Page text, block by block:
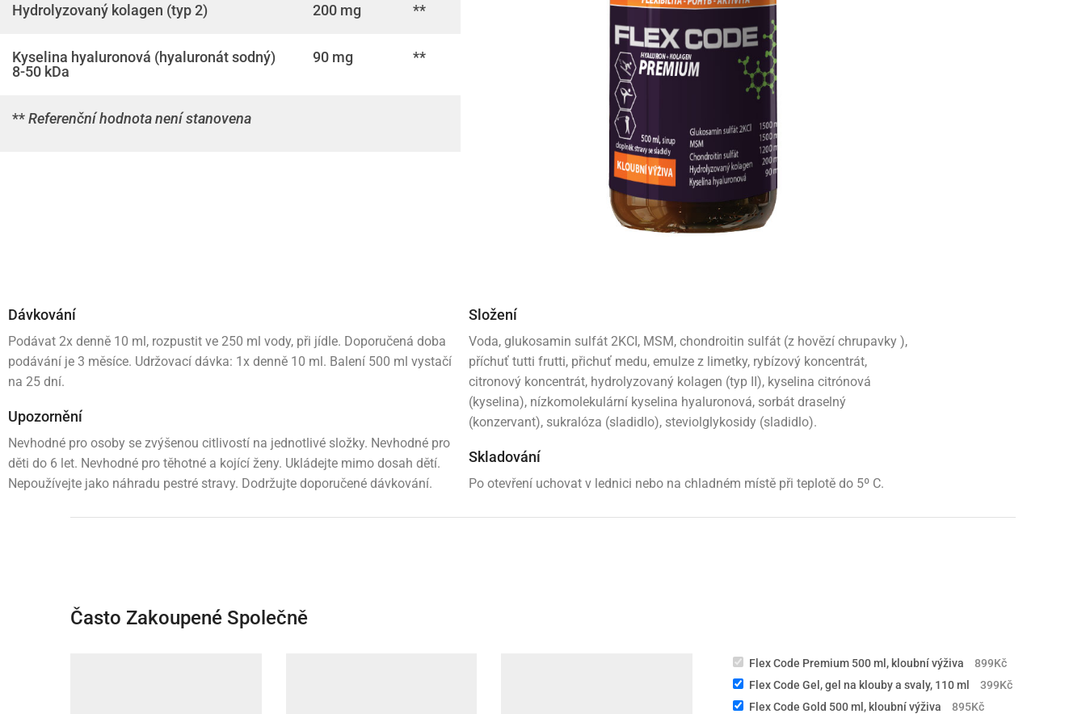
Hydrolyzovaný kolagen (typ 2) 200 mg **
Kyselina hyaluronová (hyaluronát sodný)
8-50 kDa
90 mg **
**Referenční hodnota není stanovena
Dávkování
Podávat 2x denně 10 ml, rozpustit ve 250 ml vody, při jídle. Doporučená doba
podávání je 3 měsíce. Udržovací dávka: 1x denně 10 ml. Balení 500 ml vystačí
na 25 dní.
Upozornění
Nevhodné pro osoby se zvýšenou citlivostí na jednotlivé složky. Nevhodné pro
děti do 6 let. Nevhodné pro těhotné a kojící ženy. Ukládejte mimo dosah dětí.
Nepoužívejte jako náhradu pestré stravy. Dodržujte doporučené dávkování.
Složení
Voda, glukosamin sulfát 2KCI, MSM, chondroitin sulfát (z hovězí chrupavky ),
příchuť tutti frutti, přichuť medu, emulze z limetky, rybízový koncentrát,
citronový koncentrát, hydrolyzovaný kolagen (typ II), kyselina citrónová
(kyselina), nízkomolekulární kyselina hyaluronová, sorbát draselný
(konzervant), sukralóza (sladidlo), steviolglykosidy (sladidlo).
Skladování
Po otevření uchovat v lednici nebo na chladném místě při teplotě do 5º C.
Často Zakoupené Společně
Flex Code Premium 500 ml, kloubní výživa 899Kč
Flex Code Gel, gel na klouby a svaly, 110 ml
399Kč
Flex Code Gold 500 ml, kloubní výživa
895Kč